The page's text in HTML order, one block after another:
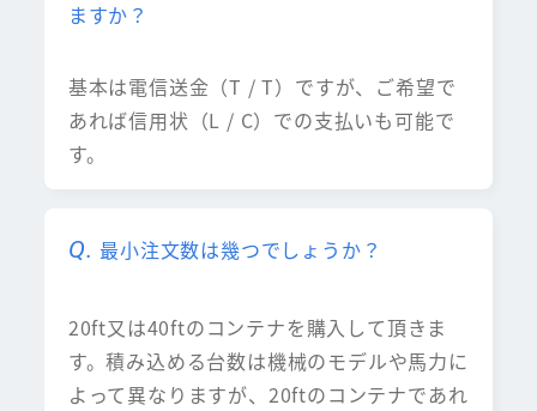
ますか？
基本は電信送金（T / T）ですが、ご希望で
あれば信用状（L / C）での支払いも可能で
す。
最小注文数は幾つでしょうか？
20ft又は40ftのコンテナを購入して頂きま
す。積み込める台数は機械のモデルや馬力に
よって異なりますが、20ftのコンテナであれ